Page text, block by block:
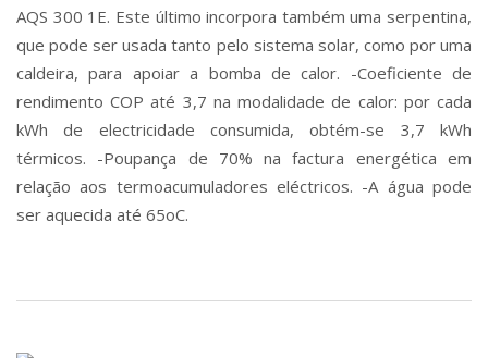
AQS 300 1E. Este último incorpora também uma serpentina,
que pode ser usada tanto pelo sistema solar, como por uma
caldeira, para apoiar a bomba de calor. -Coeficiente de
rendimento COP até 3,7 na modalidade de calor: por cada
kWh de electricidade consumida, obtém-se 3,7 kWh
térmicos. -Poupança de 70% na factura energética em
relação aos termoacumuladores eléctricos. -A água pode
ser aquecida até 65oC.